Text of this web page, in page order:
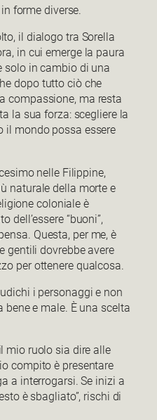
forme diverse.
il dialogo tra Sorella
in cui emerge la paura
solo in cambio di una
dopo tutto ciò che
compassione, ma resta
la sua forza: scegliere la
il mondo possa essere
nelle Filippine,
naturale della morte e
coloniale è
dell’essere “buoni”,
Questa, per me, è
gentili dovrebbe avere
per ottenere qualcosa.
i personaggi e non
bene e male. È una scelta
mio ruolo sia dire alle
compito è presentare
a interrogarsi. Se inizi a
è sbagliato”, rischi di